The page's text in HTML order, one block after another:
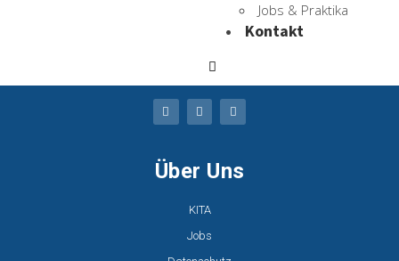
Jobs & Praktika
Kontakt
Für Unternehmen
Übersetzungen
Über Uns
KITA
Jobs